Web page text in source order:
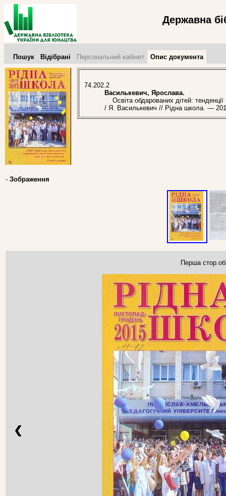
Державна
Пошук Відібрані Персональний кабінет Опис документа
74.202.2
Василькевич, Ярослава.
Освіта обдарованих дітей:
/ Я. Василькевич // Рідна школа. —
- Зображення
Перша
❮